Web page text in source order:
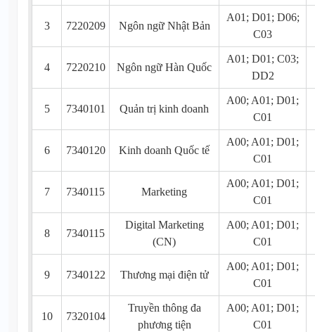
3 7220209 Ngôn ngữ Nhật Bản
A01; D01; D06;
C03
4 7220210 Ngôn ngữ Hàn Quốc
A01; D01; C03;
DD2
5 7340101 Quản trị kinh doanh
A00; A01; D01;
C01
6 7340120 Kinh doanh Quốc tế
A00; A01; D01;
C01
7 7340115 Marketing
A00; A01; D01;
C01
8 7340115
Digital Marketing
(CN)
A00; A01; D01;
C01
9 7340122 Thương mại điện tử
A00; A01; D01;
C01
10 7320104
Truyền thông đa
phương tiện
A00; A01; D01;
C01